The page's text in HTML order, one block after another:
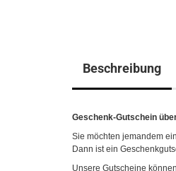
Beschreibung
Geschenk-Gutschein
Sie möchten jemandem
Dann ist ein
Unsere Gutscheine